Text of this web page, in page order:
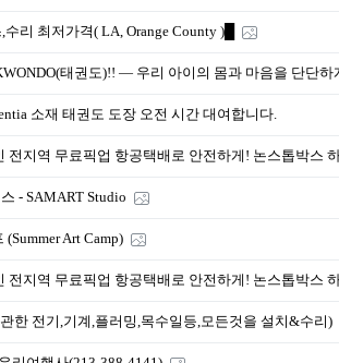
리 최저가격( LA, Orange County )█
태권도)!! — 우리 아이의 몸과 마음을 단단하
소재 태권도 도장 오전 시간 대여합니다.
전지역 무료픽업 항공택배로 안전하게! 논스톱박스
- SAMART Studio
Art Camp)
전지역 무료픽업 항공택배로 안전하게! 논스톱박스
한 전기,기계,플러밍,목수일등,모든것을 설치&수리)